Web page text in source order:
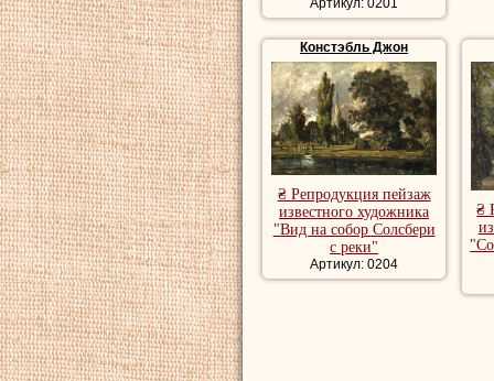
репродукции
художника,
пейзаж,
Артикул: 0201
Констэбль Джон
₴ Репродукция пейзаж
известного художника
"Вид на собор Солсбери
с реки"
Артикул: 0204
₴